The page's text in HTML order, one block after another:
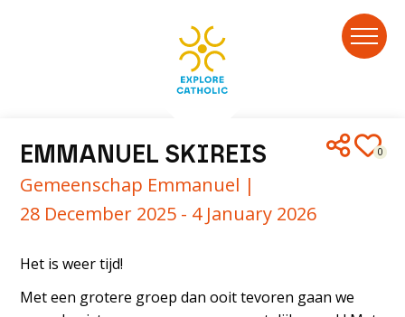
0
EMMANUEL SKIREIS
Gemeenschap Emmanuel |
28 December 2025 - 4 January 2026
Het is weer tijd!
Met een grotere groep dan ooit tevoren gaan we